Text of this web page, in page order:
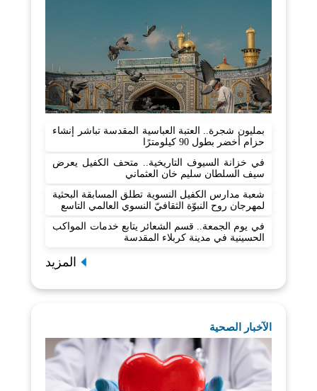
بمليون شجرة.. العتبة العباسية المقدسة تباشر إنشاء
حزام أخضر بطول 90 كيلومترًا
في خزانة السيوف التاريخية.. متحف الكفيل يعرض
سيف السلطان سليم خان العثماني
شعبة مدارس الكفيل النسوية تطلق المسابقة البحثية
لمهرجان روح النبوّة الثقافيّ النسوي العالمي التاسع
في يوم الجمعة.. قسم الشعائر يتابع خدمات المواكب
الحسينية في مدينة كربلاء المقدسة
المزيد
الآخبار الصحية